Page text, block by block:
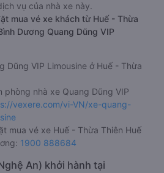
vụ của nhà xe này.
mua vé xe khách từ Huế - Thừa
Dương Quang Dũng VIP
Dũng VIP Limousine ở Huế - Thừa
phòng nhà xe Quang Dũng VIP
vexere.com/vi-VN/xe-quang-
mua vé xe Huế - Thừa Thiên Huế
1900 888684
An) khởi hành tại